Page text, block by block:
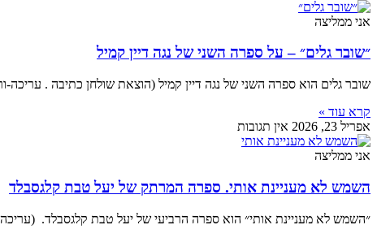
אני ממליצה
״שובר גלים״ – על ספרה השני של נגה דיין קמיל
שובר גלים הוא ספרה השני של נגה דיין קמיל (הוצאת שולחן כתיבה . עריכה-
קרא עוד »
אפריל 23, 2026
אין תגובות
אני ממליצה
השמש לא מעניינת אותי. ספרה המרתק של יעל טבת קלגסבלד
״השמש לא מעניינת אותי״ הוא ספרה הרביעי של יעל טבת קלגסבלד.